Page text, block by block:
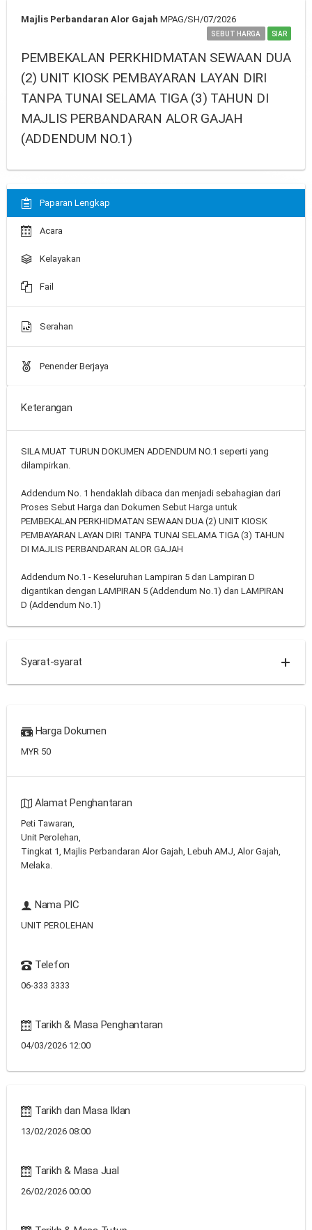
Majlis Perbandaran Alor Gajah MPAG/SH/07/2026
SEBUT HARGA SIAR
PEMBEKALAN PERKHIDMATAN SEWAAN DUA
(2) UNIT KIOSK PEMBAYARAN LAYAN DIRI
TANPA TUNAI SELAMA TIGA (3) TAHUN DI
MAJLIS PERBANDARAN ALOR GAJAH
(ADDENDUM NO.1)
Paparan Lengkap
Acara
Kelayakan
Fail
Serahan
Penender Berjaya
Keterangan
SILA MUAT TURUN DOKUMEN ADDENDUM NO.1 seperti yang
dilampirkan.
Addendum No. 1 hendaklah dibaca dan menjadi sebahagian dari
Proses Sebut Harga dan Dokumen Sebut Harga untuk
PEMBEKALAN PERKHIDMATAN SEWAAN DUA (2) UNIT KIOSK
PEMBAYARAN LAYAN DIRI TANPA TUNAI SELAMA TIGA (3) TAHUN
DI MAJLIS PERBANDARAN ALOR GAJAH
Addendum No.1 - Keseluruhan Lampiran 5 dan Lampiran D
digantikan dengan LAMPIRAN 5 (Addendum No.1) dan LAMPIRAN
D (Addendum No.1)
Syarat-syarat
Harga Dokumen
MYR 50
Alamat Penghantaran
Peti Tawaran,
Unit Perolehan,
Tingkat 1, Majlis Perbandaran Alor Gajah, Lebuh AMJ, Alor Gajah,
Melaka.
Nama PIC
UNIT PEROLEHAN
Telefon
06-333 3333
Tarikh & Masa Penghantaran
04/03/2026 12:00
Tarikh dan Masa Iklan
13/02/2026 08:00
Tarikh & Masa Jual
26/02/2026 00:00